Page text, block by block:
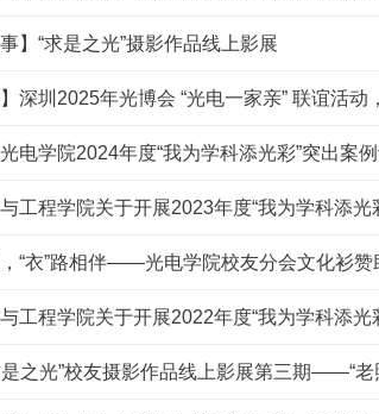
事】“求是之光”摄影作品线上影展
】深圳2025年光博会 “光电一家亲” 联谊活动
电学院2024年度“我为学科添光彩”突出案
工程学院关于开展2023年度“我为学科添光
“衣”路相伴——光电学院校友分会文化衫赞
工程学院关于开展2022年度“我为学科添光
是之光”校友摄影作品线上影展第三期——“老